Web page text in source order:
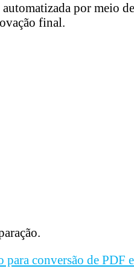
por meio
final.
para conversão de PDF